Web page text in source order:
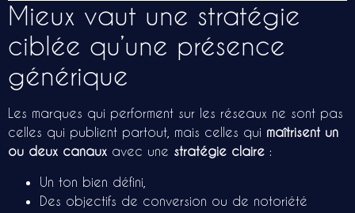
Mieux vaut une stratégie
ciblée qu’une présence
générique
Les marques qui performent sur les réseaux ne sont pas
celles qui publient partout, mais celles qui maîtrisent un
ou deux canaux avec une stratégie claire :
Un ton bien défini,
Des objectifs de conversion ou de notoriété